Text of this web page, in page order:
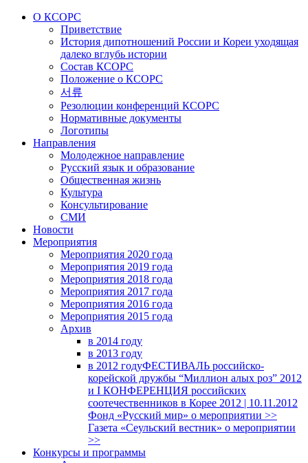
О КСОРС
Приветствие
История дипотношений России и Кореи уходящая
далеко вглубь истории
Состав КСОРС
Положение о КСОРС
서류
Резолюции конференций КСОРС
Нормативные документы
Логотипы
Направления
Молодежное направление
Русский язык и образование
Общественная жизнь
Культура
Консультирование
СМИ
Новости
Мероприятия
Мероприятия 2020 года
Мероприятия 2019 года
Мероприятия 2018 годa
Мероприятия 2017 года
Мероприятия 2016 года
Мероприятия 2015 года
Архив
в 2014 году
в 2013 году
в 2012 годуФЕСТИВАЛЬ российско-
корейской дружбы “Миллион алых роз” 2012
и I КОНФЕРЕНЦИЯ российских
соотечественников в Корее 2012 | 10.11.2012
Фонд «Русский мир» о мероприятии >>
Газета «Сеульский вестник» о мероприятии
>>
Конкурсы и программы